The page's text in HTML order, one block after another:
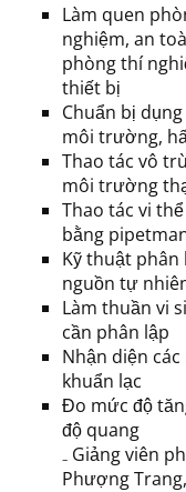
Làm quen
nghiệm, an
phòng thí
thiết bị
Chuẩn bị
môi trường,
Thao tác vô
môi trường
Thao tác vi
bằng
Kỹ thuật phân
nguồn tự
Làm thuần vi
cần phân lập
Nhận diện
khuẩn lạc
Đo mức độ
độ quang
₋ Giảng viên
Phượng